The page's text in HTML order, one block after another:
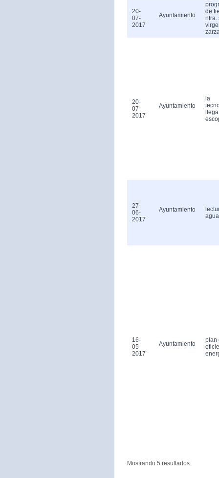
20-
07-
2017
Ayuntamiento
de
ntra.
20-
07-
2017
Ayuntamiento
la
27-
06-
2017
Ayuntamiento
16-
05-
2017
Ayuntamiento
plan
Mostrando 5 resultados.